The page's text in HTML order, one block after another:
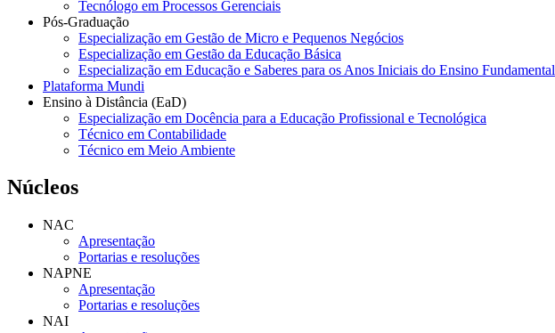
Tecnólogo em Processos Gerenciais
Pós-Graduação
Especialização em Gestão de Micro e Pequenos Negócios
Especialização em Gestão da Educação Básica
Especialização em Educação e Saberes para os Anos Iniciais do Ensino Fundamental
Plataforma Mundi
Ensino à Distância (EaD)
Especialização em Docência para a Educação Profissional e Tecnológica
Técnico em Contabilidade
Técnico em Meio Ambiente
Núcleos
NAC
Apresentação
Portarias e resoluções
NAPNE
Apresentação
Portarias e resoluções
NAI